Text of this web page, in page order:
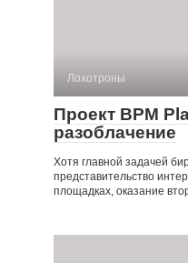
Лохотроны
Проект BPM
разоблачение
Хотя главной задачей
представительство
площадках, оказание